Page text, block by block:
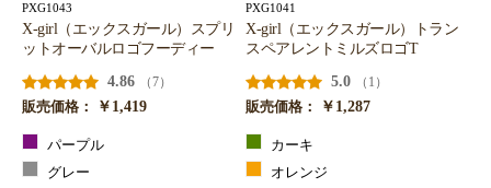
PXG1043
X-girl（エックスガール）スプリ
ットオーバルロゴフーディー
4.86
（7）
販売価格：
￥1,419
パープル
グレー
PXG1041
X-girl（エックスガール）トラン
スペアレントミルズロゴT
5.0
（1）
販売価格：
￥1,287
カーキ
オレンジ